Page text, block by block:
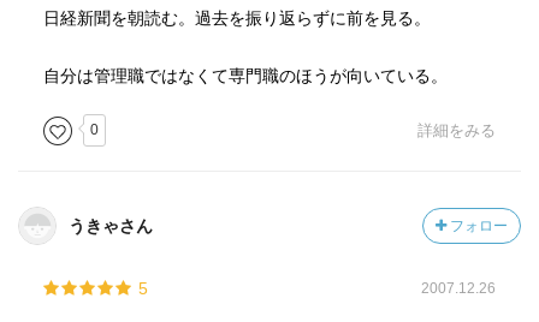
日経新聞を朝読む。過去を振り返らずに前を見る。
自分は管理職ではなくて専門職のほうが向いている。
0 詳細をみる
うきゃさん フォロー
5 2007.12.26